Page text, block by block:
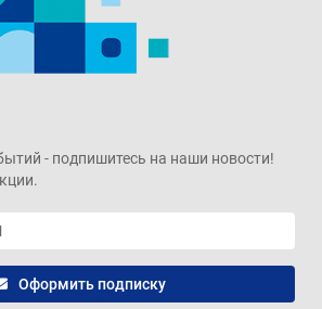
- подпишитесь на наши новости!
Оформить подписку